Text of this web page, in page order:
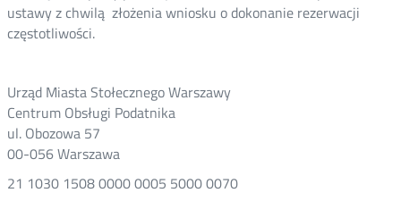
ustawy z chwilą złożenia wniosku o dokonanie rezerwacji
częstotliwości.
Urząd Miasta Stołecznego Warszawy
Centrum Obsługi Podatnika
ul. Obozowa 57
00-056 Warszawa
21 1030 1508 0000 0005 5000 0070